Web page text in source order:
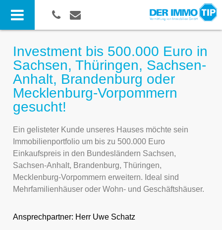
Investment bis 500.000 Euro in
Sachsen, Thüringen, Sachsen-
Anhalt, Brandenburg oder
Mecklenburg-Vorpommern
gesucht!
Ein gelisteter Kunde unseres Hauses möchte sein
Immobilienportfolio um bis zu 500.000 Euro
Einkaufspreis in den Bundesländern Sachsen,
Sachsen-Anhalt, Brandenburg, Thüringen,
Mecklenburg-Vorpommern erweitern. Ideal sind
Mehrfamilienhäuser oder Wohn- und Geschäftshäuser.
Ansprechpartner: Herr Uwe Schatz